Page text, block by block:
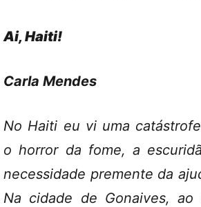
Ai, Haiti!
Carla Mendes
No Haiti eu vi uma
o horror da fome, a
necessidade premente da
Na cidade de Gonaives, ao